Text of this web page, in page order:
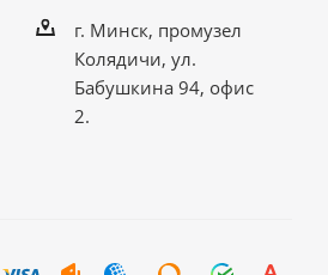
г. Минск, промузел
Колядичи, ул.
Бабушкина 94, офис
2.